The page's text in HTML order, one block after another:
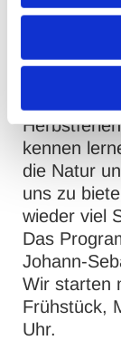
der 1.
Bunte
Wir wollen
kennen
die Natur
uns zu
wieder viel
Das
Johann-
Wir starten
Frühstück,
Uhr.